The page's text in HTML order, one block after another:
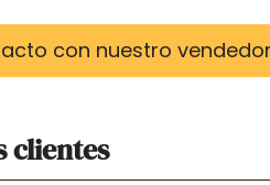
con nuestro vendedor
clientes